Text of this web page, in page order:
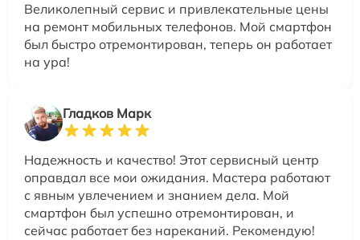
Великолепный сервис и привлекательные цены
на ремонт мобильных телефонов. Мой смартфон
был быстро отремонтирован, теперь он работает
на ура!
Гладков Марк
Надежность и качество! Этот сервисный центр
оправдал все мои ожидания. Мастера работают
с явным увлечением и знанием дела. Мой
смартфон был успешно отремонтирован, и
сейчас работает без нареканий. Рекомендую!